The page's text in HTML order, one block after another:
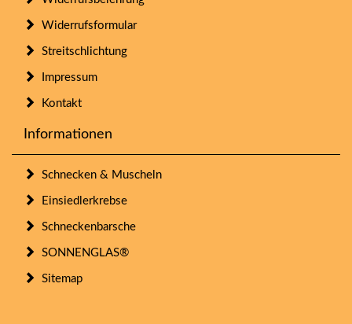
Widerrufsformular
Streitschlichtung
Impressum
Kontakt
Informationen
Schnecken & Muscheln
Einsiedlerkrebse
Schneckenbarsche
SONNENGLAS®
Sitemap